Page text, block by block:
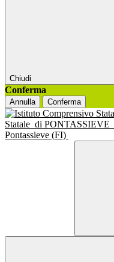
Chiudi
Conferma
Annulla Conferma
Statale di PONTASSIEVE
Pontassieve (FI)